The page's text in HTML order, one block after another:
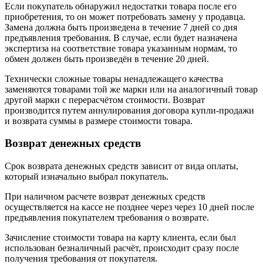
Если покупатель обнаружил недостатки товара после его
приобретения, то он может потребовать замену у продавца.
Замена должна быть произведена в течение 7 дней со дня
предъявления требования. В случае, если будет назначена
экспертиза на соответствие товара указанным нормам, то
обмен должен быть произведён в течение 20 дней.
Технически сложные товары ненадлежащего качества
заменяются товарами той же марки или на аналогичный товар
другой марки с перерасчётом стоимости. Возврат
производится путем аннулирования договора купли-продажи
и возврата суммы в размере стоимости товара.
Возврат денежных средств
Срок возврата денежных средств зависит от вида оплаты,
который изначально выбрал покупатель.
При наличном расчете возврат денежных средств
осуществляется на кассе не позднее через через 10 дней после
предъявления покупателем требования о возврате.
Зачисление стоимости товара на карту клиента, если был
использован безналичный расчёт, происходит сразу после
получения требования от покупателя.